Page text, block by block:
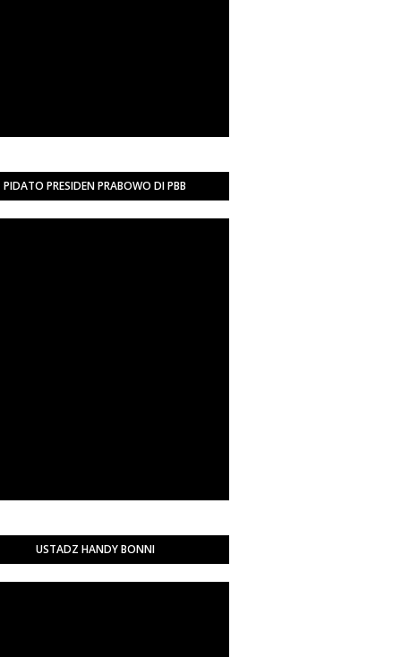
PIDATO PRESIDEN PRABOWO DI PBB
USTADZ HANDY BONNI